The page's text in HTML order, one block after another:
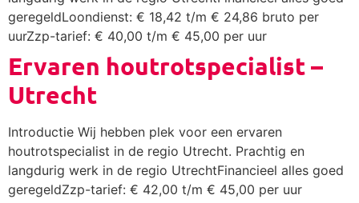
geregeldLoondienst: € 18,42 t/m € 24,86 bruto per
uurZzp-tarief: € 40,00 t/m € 45,00 per uur
Ervaren houtrotspecialist –
Utrecht
Introductie Wij hebben plek voor een ervaren
houtrotspecialist in de regio Utrecht. Prachtig en
langdurig werk in de regio UtrechtFinancieel alles goed
geregeldZzp-tarief: € 42,00 t/m € 45,00 per uur